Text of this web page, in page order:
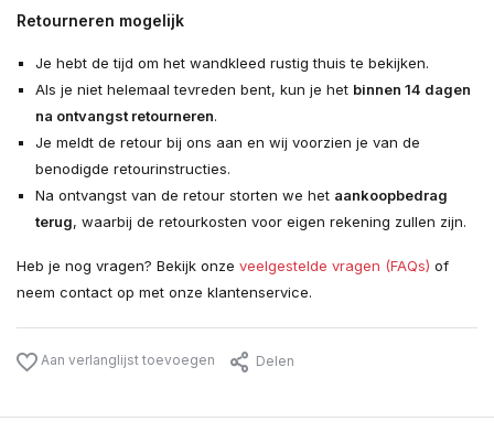
Retourneren mogelijk
Je hebt de tijd om het wandkleed rustig thuis te bekijken.
Als je niet helemaal tevreden bent, kun je het binnen 14 dagen
na ontvangst retourneren.
Je meldt de retour bij ons aan en wij voorzien je van de
benodigde retourinstructies.
Na ontvangst van de retour storten we het aankoopbedrag
terug, waarbij de retourkosten voor eigen rekening zullen zijn.
Heb je nog vragen? Bekijk onze veelgestelde vragen (FAQs) of
neem contact op met onze klantenservice.
Aan verlanglijst toevoegen Delen